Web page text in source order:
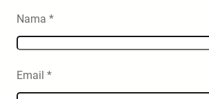
Nama *
Email *